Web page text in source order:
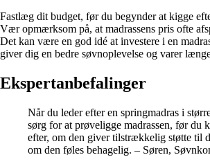
Fastlæg dit budget, før du begynder at kigge
Vær opmærksom på, at madrassens pris ofte
Det kan være en god idé at investere i en
giver dig en bedre søvnoplevelse og varer
Ekspertanbefalinger
Når du leder efter en springmadras i
sørg for at prøveligge madrassen, før du
efter, om den giver tilstrækkelig støtte til
om den føles behagelig. – Søren,